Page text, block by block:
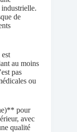
de
au moins
pas
ou
pour
avec
qualité